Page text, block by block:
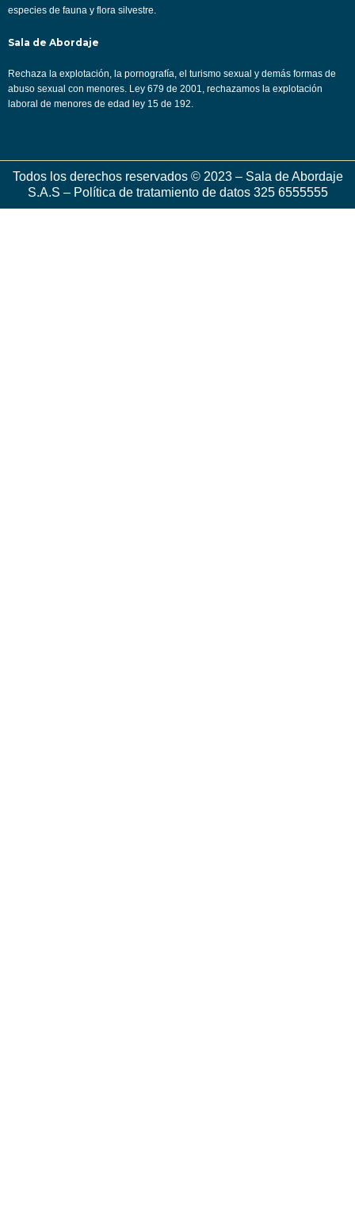
especies de fauna y flora silvestre.
Sala de Abordaje
Rechaza la explotación, la pornografía, el turismo sexual y demás formas de
abuso sexual con menores. Ley 679 de 2001, rechazamos la explotación
laboral de menores de edad ley 15 de 192.
Todos los derechos reservados © 2023 – Sala de Abordaje
S.A.S – Política de tratamiento de datos 325 6555555